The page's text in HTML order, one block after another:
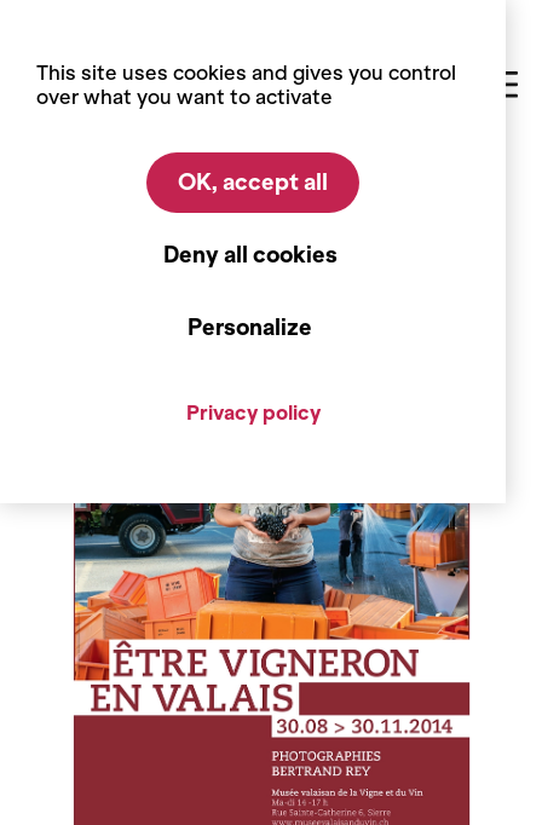
Exhibitions
Past exhibitions
This site uses cookies and gives you control
over what you want to activate
OK, accept all
Deny all cookies
Personalize
Privacy policy